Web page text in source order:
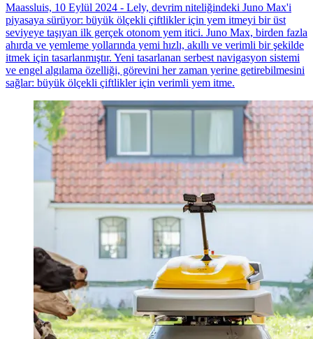
Maassluis, 10 Eylül 2024 - Lely, devrim niteliğindeki Juno Max'i
piyasaya sürüyor: büyük ölçekli çiftlikler için yem itmeyi bir üst
seviyeye taşıyan ilk gerçek otonom yem itici. Juno Max, birden fazla
ahırda ve yemleme yollarında yemi hızlı, akıllı ve verimli bir şekilde
itmek için tasarlanmıştır. Yeni tasarlanan serbest navigasyon sistemi
ve engel algılama özelliği, görevini her zaman yerine getirebilmesini
sağlar: büyük ölçekli çiftlikler için verimli yem itme.